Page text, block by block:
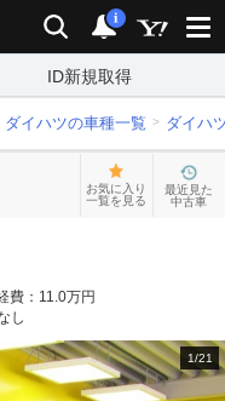
検索 通知
i
ID新規取得
ダイハツの車種一覧 ダイハ
お気に入り
一覧を見る
最近見た
中古車
費： 11.0万円
し
1/21